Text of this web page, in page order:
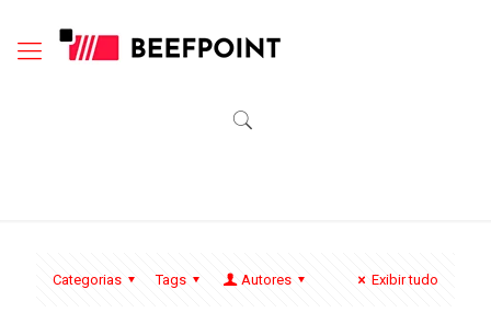
Categorias Tags Autores Exibir tudo